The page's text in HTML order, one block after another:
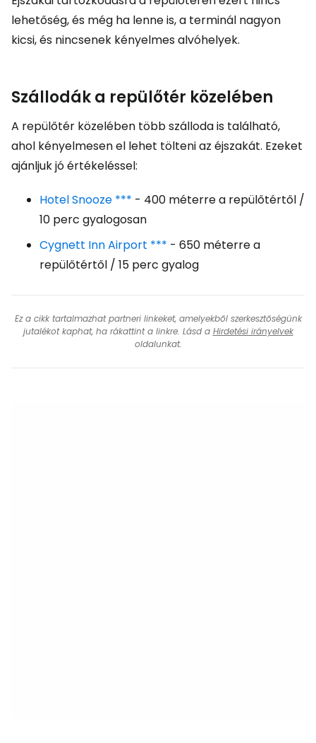
lehetőség, és még ha lenne is, a terminál nagyon
kicsi, és nincsenek kényelmes alvóhelyek.
Szállodák a repülőtér közelében
A repülőtér közelében több szálloda is található,
ahol kényelmesen el lehet tölteni az éjszakát. Ezeket
ajánljuk jó értékeléssel:
Hotel Snooze *** - 400 méterre a repülőtértől /
10 perc gyalogosan
Cygnett Inn Airport *** - 650 méterre a
repülőtértől / 15 perc gyalog
Ez a cikk tartalmazhat partneri linkeket, amelyekből szerkesztőségünk
jutalékot kaphat, ha rákattint a linkre. Lásd a Hirdetési irányelvek
oldalunkat.